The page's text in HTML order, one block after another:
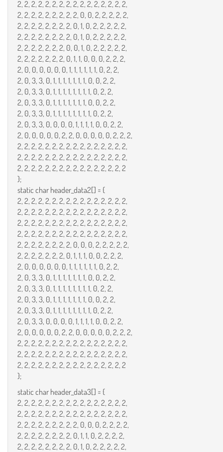
2, 2, 2, 2, 2, 2, 2, 2, 2, 2, 2, 2, 2, 2, 2, 2,
2, 2, 2, 2, 2, 2, 2, 2, 2, 0, 0, 2, 2, 2, 2, 2,
2, 2, 2, 2, 2, 2, 2, 2, 0, 1, 0, 2, 2, 2, 2, 2,
2, 2, 2, 2, 2, 2, 2, 2, 0, 1, 0, 2, 2, 2, 2, 2,
2, 2, 2, 2, 2, 2, 2, 0, 0, 1, 0, 2, 2, 2, 2, 2,
2, 2, 2, 2, 2, 2, 2, 0, 1, 1, 0, 0, 0, 2, 2, 2,
2, 0, 0, 0, 0, 0, 0, 1, 1, 1, 1, 1, 1, 0, 2, 2,
2, 0, 3, 3, 0, 1, 1, 1, 1, 1, 1, 1, 0, 0, 2, 2,
2, 0, 3, 3, 0, 1, 1, 1, 1, 1, 1, 1, 1, 0, 2, 2,
2, 0, 3, 3, 0, 1, 1, 1, 1, 1, 1, 1, 0, 0, 2, 2,
2, 0, 3, 3, 0, 1, 1, 1, 1, 1, 1, 1, 1, 0, 2, 2,
2, 0, 3, 3, 0, 0, 0, 0, 1, 1, 1, 1, 0, 0, 2, 2,
2, 0, 0, 0, 0, 0, 2, 2, 0, 0, 0, 0, 0, 2, 2, 2,
2, 2, 2, 2, 2, 2, 2, 2, 2, 2, 2, 2, 2, 2, 2, 2,
2, 2, 2, 2, 2, 2, 2, 2, 2, 2, 2, 2, 2, 2, 2, 2,
2, 2, 2, 2, 2, 2, 2, 2, 2, 2, 2, 2, 2, 2, 2, 2
};
static char header_data2[] = {
2, 2, 2, 2, 2, 2, 2, 2, 2, 2, 2, 2, 2, 2, 2, 2,
2, 2, 2, 2, 2, 2, 2, 2, 2, 2, 2, 2, 2, 2, 2, 2,
2, 2, 2, 2, 2, 2, 2, 2, 2, 2, 2, 2, 2, 2, 2, 2,
2, 2, 2, 2, 2, 2, 2, 2, 2, 2, 2, 2, 2, 2, 2, 2,
2, 2, 2, 2, 2, 2, 2, 2, 0, 0, 0, 2, 2, 2, 2, 2,
2, 2, 2, 2, 2, 2, 2, 0, 1, 1, 1, 0, 0, 2, 2, 2,
2, 0, 0, 0, 0, 0, 0, 1, 1, 1, 1, 1, 1, 0, 2, 2,
2, 0, 3, 3, 0, 1, 1, 1, 1, 1, 1, 1, 0, 0, 2, 2,
2, 0, 3, 3, 0, 1, 1, 1, 1, 1, 1, 1, 1, 0, 2, 2,
2, 0, 3, 3, 0, 1, 1, 1, 1, 1, 1, 1, 0, 0, 2, 2,
2, 0, 3, 3, 0, 1, 1, 1, 1, 1, 1, 1, 1, 0, 2, 2,
2, 0, 3, 3, 0, 0, 0, 0, 1, 1, 1, 1, 0, 0, 2, 2,
2, 0, 0, 0, 0, 0, 2, 2, 0, 0, 0, 0, 0, 2, 2, 2,
2, 2, 2, 2, 2, 2, 2, 2, 2, 2, 2, 2, 2, 2, 2, 2,
2, 2, 2, 2, 2, 2, 2, 2, 2, 2, 2, 2, 2, 2, 2, 2,
2, 2, 2, 2, 2, 2, 2, 2, 2, 2, 2, 2, 2, 2, 2, 2
};
static char header_data3[] = {
2, 2, 2, 2, 2, 2, 2, 2, 2, 2, 2, 2, 2, 2, 2, 2,
2, 2, 2, 2, 2, 2, 2, 2, 2, 2, 2, 2, 2, 2, 2, 2,
2, 2, 2, 2, 2, 2, 2, 2, 2, 0, 0, 0, 2, 2, 2, 2,
2, 2, 2, 2, 2, 2, 2, 2, 0, 1, 1, 0, 2, 2, 2, 2,
2, 2, 2, 2, 2, 2, 2, 2, 0, 1, 0, 2, 2, 2, 2, 2,